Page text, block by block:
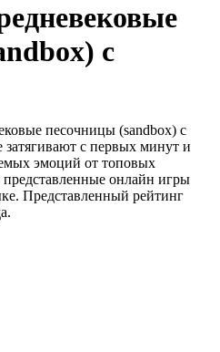
с
песочницы (sandbox) с
с первых минут и
эмоций от топовых
онлайн игры
Представленный рейтинг